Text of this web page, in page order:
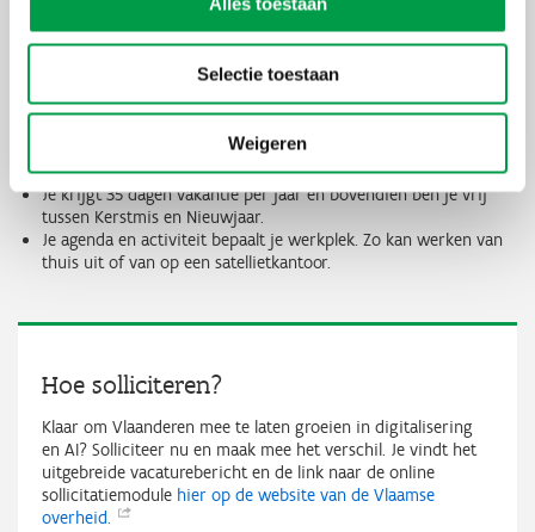
Selectie toestaan
Weigeren
Je ontvangt de volgende voordelen: maaltijdcheques, gratis
openbaar vervoer voor je woon-werkverkeer, een breed aanbod
tussenkomst voor kinderopvang tijdens alle schoolvakanties, ...
Je bouwt als contractueel personeelslid binnen de Vlaamse
je salaris. Daarbij wordt een step rate toegepast van 8% op het
salaris boven 36.614 euro (100%, te indexeren).
Je krijgt 35 dagen vakantie per jaar en bovendien ben je vrij
tussen Kerstmis en Nieuwjaar.
Je agenda en activiteit bepaalt je werkplek. Zo kan werken van
thuis uit of van op een satellietkantoor.
Hoe solliciteren?
Klaar om Vlaanderen mee te laten groeien in digitalisering
en AI? Solliciteer nu en maak mee het verschil. Je vindt het
uitgebreide vacaturebericht en de link naar de online
sollicitatiemodule hier op de website van de Vlaamse
overheid.